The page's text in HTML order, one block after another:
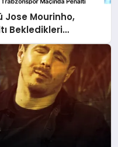
Jose Mourinho,
Bekledikleri